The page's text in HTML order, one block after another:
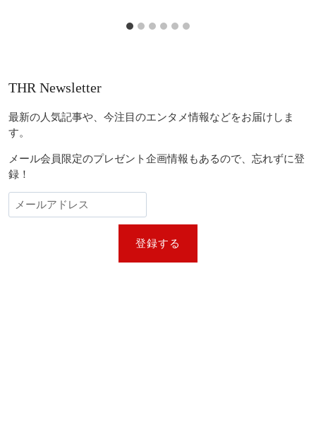
THR Newsletter
最新の人気記事や、今注目のエンタメ情報などをお届けしま
す。
メール会員限定のプレゼント企画情報もあるので、忘れずに登
録！
登録する